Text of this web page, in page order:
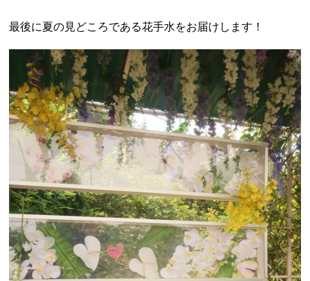
最後に夏の見どころである花手水をお届けします！